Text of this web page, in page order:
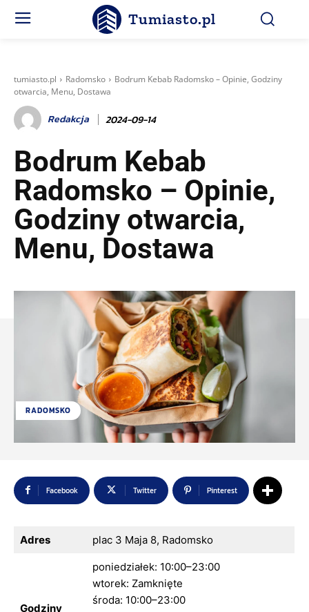
Tumiasto.pl
tumiasto.pl Radomsko
Bodrum Kebab Radomsko – Opinie, Godziny
otwarcia, Menu, Dostawa
Redakcja 2024-09-14
Bodrum Kebab
Radomsko – Opinie,
Godziny otwarcia,
Menu, Dostawa
RADOMSKO
Facebook Twitter Pinterest
Adres plac 3 Maja 8, Radomsko
Godziny
poniedziałek: 10:00–23:00
wtorek: Zamknięte
środa: 10:00–23:00